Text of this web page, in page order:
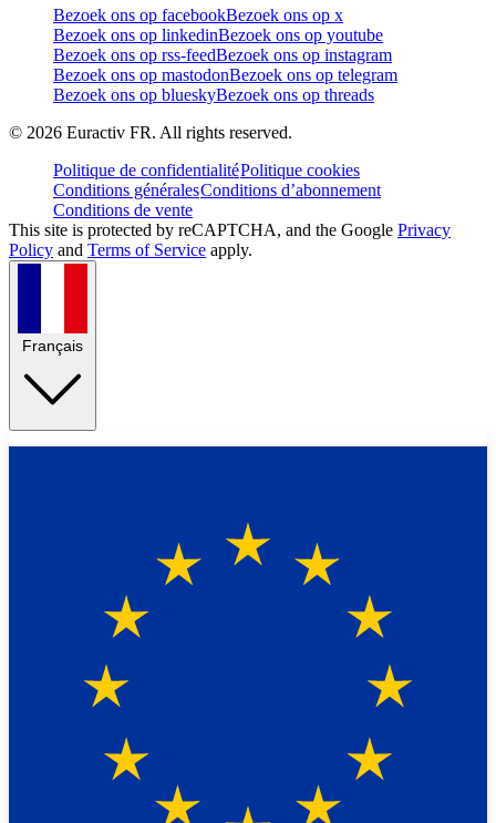
Bezoek ons op facebookBezoek ons op x
Bezoek ons op linkedinBezoek ons op youtube
Bezoek ons op rss-feedBezoek ons op instagram
Bezoek ons op mastodonBezoek ons op telegram
Bezoek ons op blueskyBezoek ons op threads
© 2026 Euractiv FR. All rights reserved.
Politique de confidentialitéPolitique cookies
Conditions généralesConditions d’abonnement
Conditions de vente
This site is protected by reCAPTCHA, and the Google Privacy
Policy and Terms of Service apply.
Français